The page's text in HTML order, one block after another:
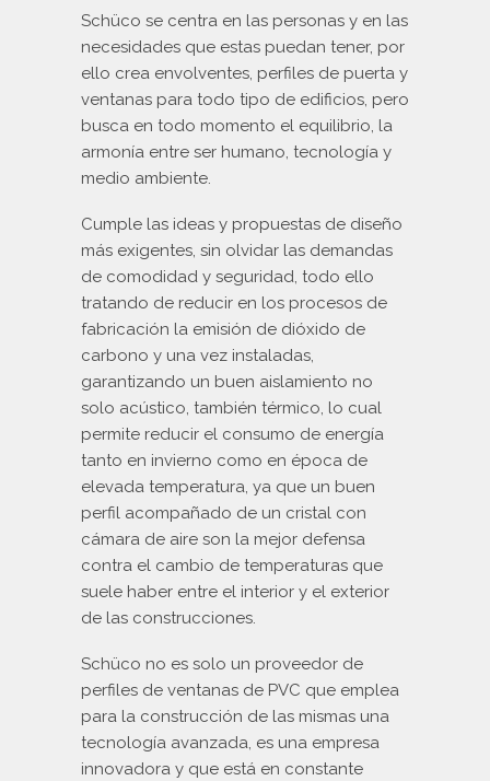
Schüco se centra en las personas y en las
necesidades que estas puedan tener, por
ello crea envolventes, perfiles de puerta y
ventanas para todo tipo de edificios, pero
busca en todo momento el equilibrio, la
armonía entre ser humano, tecnología y
medio ambiente.
Cumple las ideas y propuestas de diseño
más exigentes, sin olvidar las demandas
de comodidad y seguridad, todo ello
tratando de reducir en los procesos de
fabricación la emisión de dióxido de
carbono y una vez instaladas,
garantizando un buen aislamiento no
solo acústico, también térmico, lo cual
permite reducir el consumo de energía
tanto en invierno como en época de
elevada temperatura, ya que un buen
perfil acompañado de un cristal con
cámara de aire son la mejor defensa
contra el cambio de temperaturas que
suele haber entre el interior y el exterior
de las construcciones.
Schüco no es solo un proveedor de
perfiles de ventanas de PVC que emplea
para la construcción de las mismas una
tecnología avanzada, es una empresa
innovadora y que está en constante